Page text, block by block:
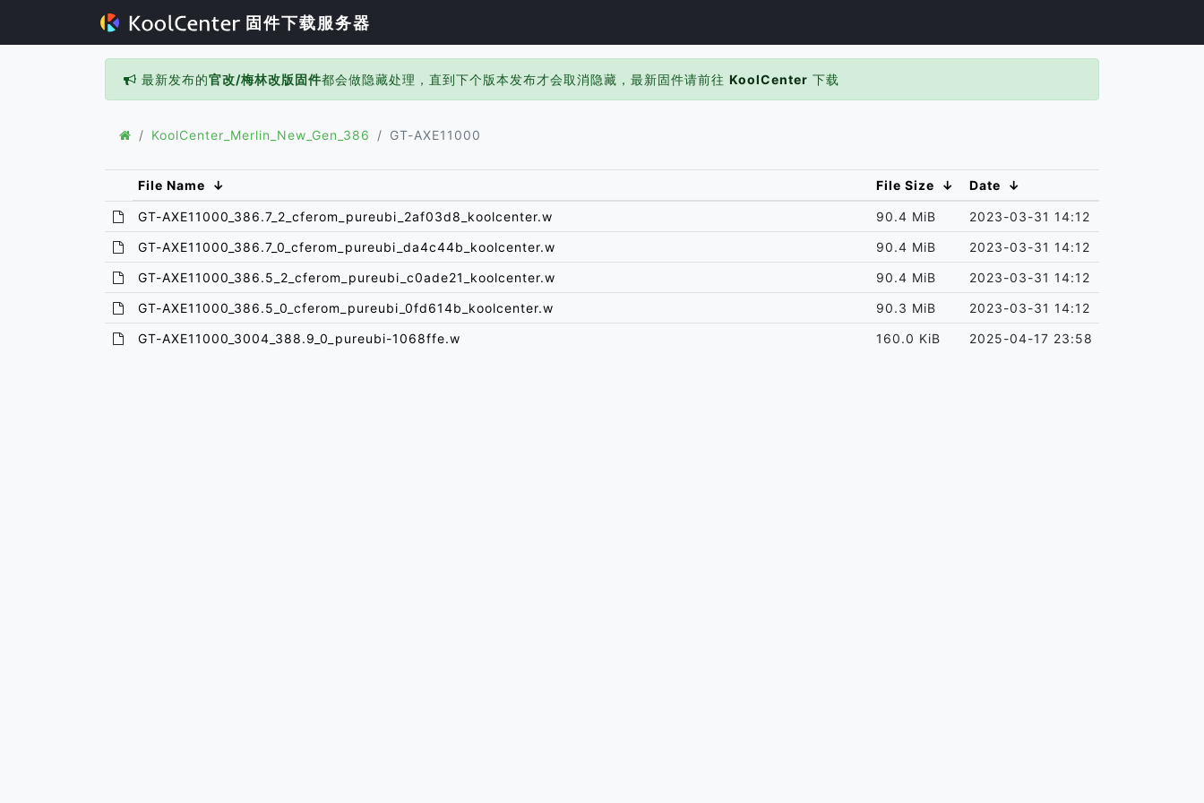
固件下载服务器
最新发布的官改/梅林改版固件都会做隐藏处理，直到下个版本发布才会取消隐藏，最新固件请前往 KoolCenter 下载
KoolCenter_Merlin_New_Gen_386 GT-AXE11000
File Name ↓ File Size ↓ Date ↓
GT-AXE11000_386.7_2_cferom_pureubi_2af03d8_koolcenter.w 90.4 MiB
2023-03-31 14:12
GT-AXE11000_386.7_0_cferom_pureubi_da4c44b_koolcenter.w
90.4 MiB
2023-03-31 14:12
GT-AXE11000_386.5_2_cferom_pureubi_c0ade21_koolcenter.w
90.4 MiB
2023-03-31 14:12
GT-AXE11000_386.5_0_cferom_pureubi_0fd614b_koolcenter.w
90.3 MiB
2023-03-31 14:12
GT-AXE11000_3004_388.9_0_pureubi-1068ffe.w
160.0 KiB 2025-04-17 23:58